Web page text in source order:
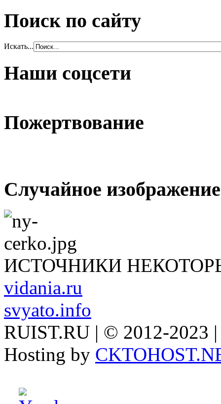
Поиск по сайту
Искать...
Наши соцсети
Пожертвование
Случайное изображение
ИСТОЧНИКИ
vidania.ru
svyato.info
RUIST.RU | © 2012-2023
Hosting by